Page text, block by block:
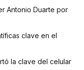
Antonio Duarte por
clave en el
la clave del celular